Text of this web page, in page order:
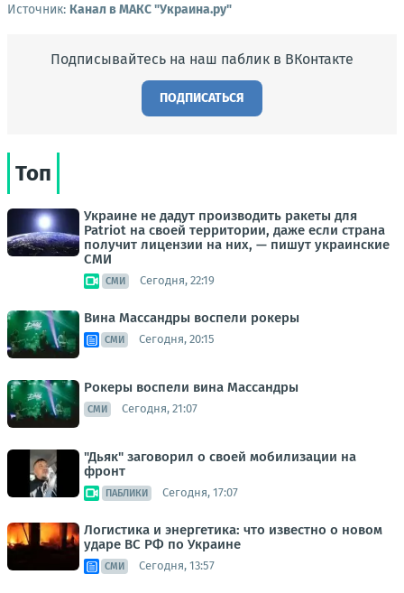
Источник: Канал в МАКС "Украина.ру"
Подписывайтесь на наш паблик в ВКонтакте
ПОДПИСАТЬСЯ
Топ
Украине не дадут производить ракеты для
Patriot на своей территории, даже если страна
получит лицензии на них, — пишут украинские
СМИ
СМИ Сегодня, 22:19
Вина Массандры воспели рокеры
СМИ Сегодня, 20:15
Рокеры воспели вина Массандры
СМИ Сегодня, 21:07
"Дьяк" заговорил о своей мобилизации на
фронт
ПАБЛИКИ Сегодня, 17:07
Логистика и энергетика: что известно о новом
ударе ВС РФ по Украине
СМИ Сегодня, 13:57